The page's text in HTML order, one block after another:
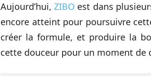
Aujourd’hui,ZIBO est dans
encore atteint pour poursuivre
créer la formule, et produire la
cette douceur pour un moment de